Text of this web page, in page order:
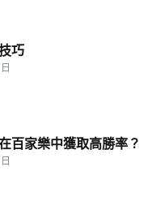
巧
百家樂中獲取高勝率？